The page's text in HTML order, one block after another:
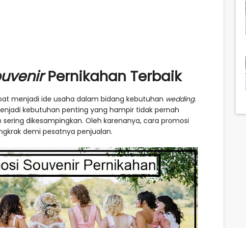
Pernikahan Terbaik
menjadi ide usaha dalam bidang kebutuhan wedding.
kebutuhan penting yang hampir tidak pernah
dikesampingkan. Oleh karenanya, cara promosi
demi pesatnya penjualan.